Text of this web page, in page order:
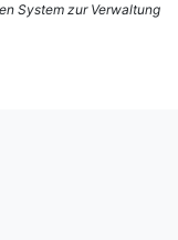
System zur Verwaltung